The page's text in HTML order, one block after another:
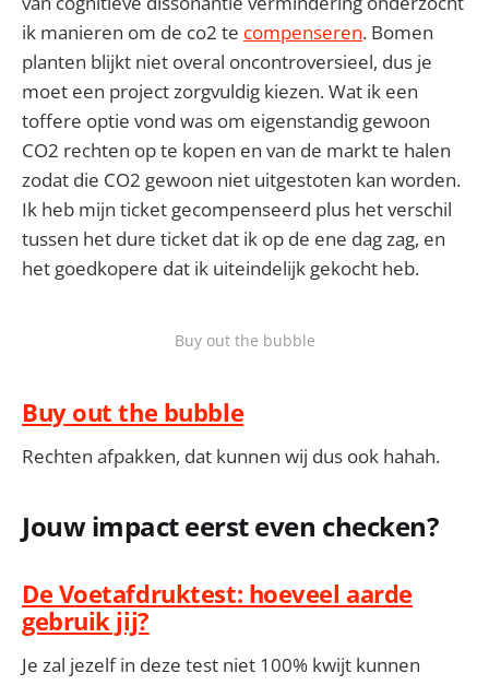
ik manieren om de co2 te compenseren. Bomen
planten blijkt niet overal oncontroversieel, dus je
moet een project zorgvuldig kiezen. Wat ik een
toffere optie vond was om eigenstandig gewoon
CO2 rechten op te kopen en van de markt te halen
zodat die CO2 gewoon niet uitgestoten kan worden.
Ik heb mijn ticket gecompenseerd plus het verschil
tussen het dure ticket dat ik op de ene dag zag, en
het goedkopere dat ik uiteindelijk gekocht heb.
Buy out the bubble
Buy out the bubble
Rechten afpakken, dat kunnen wij dus ook hahah.
Jouw impact eerst even checken?
De Voetafdruktest: hoeveel aarde
gebruik jij?
Je zal jezelf in deze test niet 100% kwijt kunnen